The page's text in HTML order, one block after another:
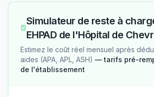
Simulateur de reste à
EHPAD de l'Hôpital de
Estimez le coût réel mensuel après
aides (APA, APL, ASH) — tarifs pré-
de l'établissement